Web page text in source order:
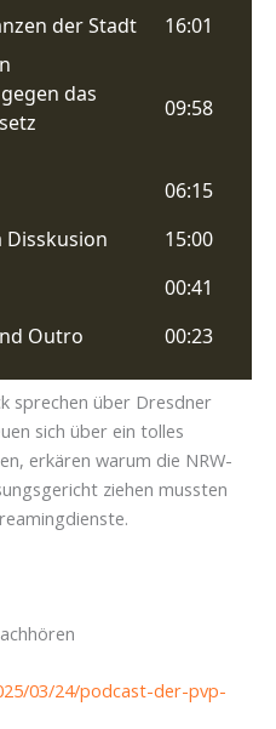
sprechen über Dresdner
sich über ein tolles
erkären warum die NRW-
ziehen mussten
03/24/podcast-der-pvp-